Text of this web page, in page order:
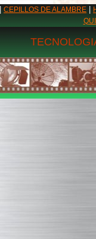
CEPILLOS DE ALAMBRE